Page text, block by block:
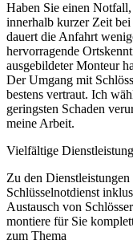
Haben Sie einen
innerhalb kurzer Zeit
dauert die Anfahrt
hervorragende
ausgebildeter Monteur
Der Umgang mit
bestens vertraut. Ich
geringsten Schaden
meine Arbeit.
Vielfältige
Zu den
Schlüsselnotdienst
Austausch von
montiere für Sie
zum Thema